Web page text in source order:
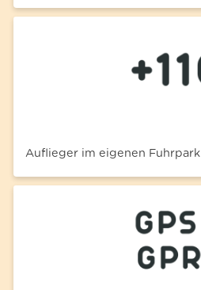
Auflieger im eigenen Fuhrpark